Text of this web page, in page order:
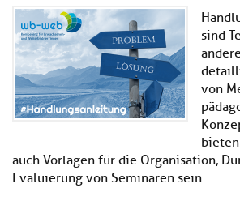
sind
von
auch Vorlagen für die Organisation,
Evaluierung von Seminaren sein.